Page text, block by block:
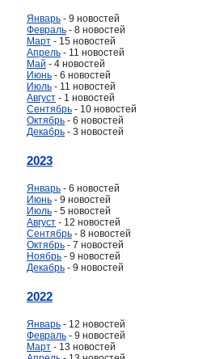
Январь - 9 новостей
Февраль - 8 новостей
Март - 15 новостей
Апрель - 11 новостей
Май - 4 новостей
Июнь - 6 новостей
Июль - 11 новостей
Август - 1 новостей
Сентябрь - 10 новостей
Октябрь - 6 новостей
Декабрь - 3 новостей
2023
Январь - 6 новостей
Июнь - 9 новостей
Июль - 5 новостей
Август - 12 новостей
Сентябрь - 8 новостей
Октябрь - 7 новостей
Ноябрь - 9 новостей
Декабрь - 9 новостей
2022
Январь - 12 новостей
Февраль - 9 новостей
Март - 13 новостей